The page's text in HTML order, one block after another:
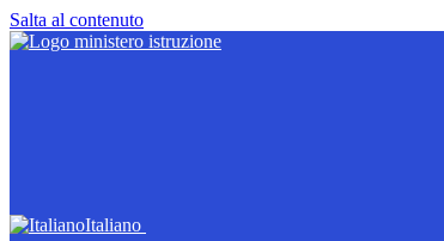
Salta al contenuto
Italiano